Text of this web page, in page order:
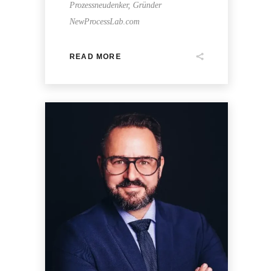
Prozessneudenker, Gründer
NewProcessLab.com
READ MORE